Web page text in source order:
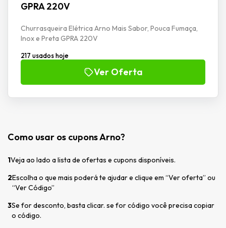
GPRA 220V
Churrasqueira Elétrica Arno Mais Sabor, Pouca Fumaça,
Inox e Preta GPRA 220V
217 usados hoje
Ver Oferta
Como usar os cupons Arno?
1Veja ao lado a lista de ofertas e cupons disponíveis.
2Escolha o que mais poderá te ajudar e clique em “Ver oferta” ou
“Ver Código”
3Se for desconto, basta clicar. se for código você precisa copiar
o código.